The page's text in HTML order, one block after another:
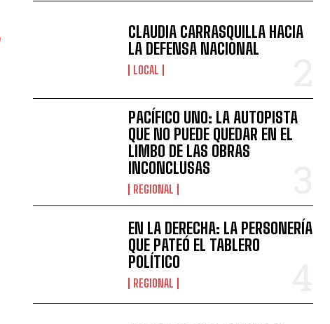
CLAUDIA CARRASQUILLA HACIA
LA DEFENSA NACIONAL
LOCAL
PACÍFICO UNO: LA AUTOPISTA
QUE NO PUEDE QUEDAR EN EL
LIMBO DE LAS OBRAS
INCONCLUSAS
REGIONAL
EN LA DERECHA: LA PERSONERÍA
QUE PATEÓ EL TABLERO
POLÍTICO
REGIONAL